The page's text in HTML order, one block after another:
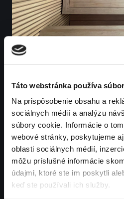
Táto webstránka používa
Na prispôsobenie obsahu a
sociálnych médií a analýzu
súbory cookie. Informácie o
webové stránky, poskytujeme
oblasti sociálnych médií,
môžu príslušné informácie
údajmi, ktoré ste im poskytli
keď ste používali ich služby.